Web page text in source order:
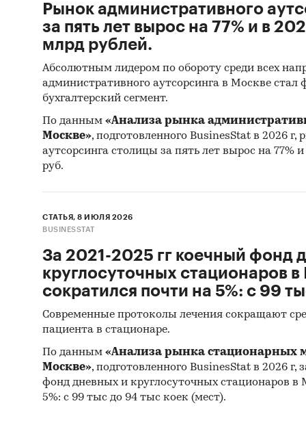
Россия
/
Россия /
Рынок административного
за пять лет вырос на 77% и в
млрд рублей.
Абсолютным лидером по обороту среди всех
административного аутсорсинга в Москве стал
бухгалтерский сегмент.
По данным «Анализа рынка
Москве», подготовленного BusinesStat в 2026
аутсорсинга столицы за пять лет вырос на 77% и
руб.
СТАТЬЯ, 8 ИЮЛЯ 2026
BUSINESSTAT
За 2021-2025 гг коечный фонд
круглосуточных стационаров
сократился почти на 5%: с 99
Современные протоколы лечения сокращают
пациента в стационаре.
По данным «Анализа рынка стационарных
Москве», подготовленного BusinesStat в 2026 г,
фонд дневных и круглосуточных стационаров в
5%: с 99 тыс до 94 тыс коек (мест).